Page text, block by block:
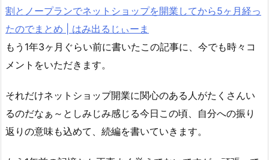
割とノープランでネットショップを開業してから5ヶ月経っ
たのでまとめ | はみ出るじぃーま
もう1年3ヶ月ぐらい前に書いたこの記事に、今でも時々コ
メントをいただきます。
それだけネットショップ開業に関心のある人がたくさんい
るのだなぁ～としみじみ感じる今日この頃、自分への振り
返りの意味も込めて、続編を書いていきます。